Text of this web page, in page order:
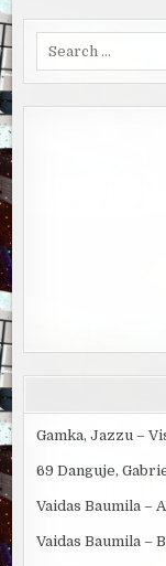
Gamka, Jazzu –
69 Danguje,
Vaidas Baumila –
Vaidas Baumila –